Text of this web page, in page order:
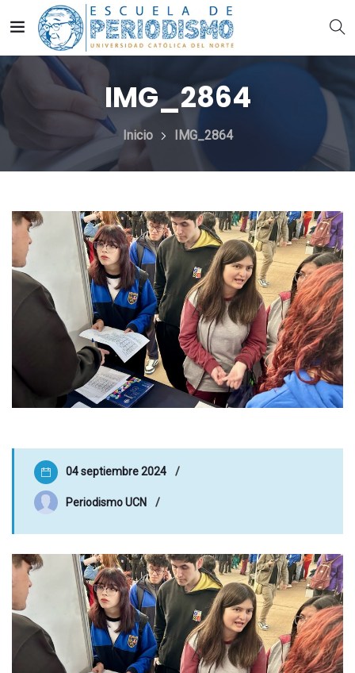
IMG_2864
Inicio IMG_2864
04 septiembre 2024
Periodismo UCN